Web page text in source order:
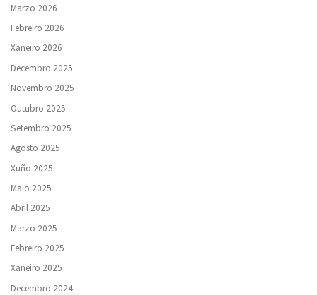
Marzo 2026
Febreiro 2026
Xaneiro 2026
Decembro 2025
Novembro 2025
Outubro 2025
Setembro 2025
Agosto 2025
Xuño 2025
Maio 2025
Abril 2025
Marzo 2025
Febreiro 2025
Xaneiro 2025
Decembro 2024